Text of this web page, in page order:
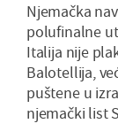
Njemačka
polufinalne
Italija nije
Balotellija,
puštene u
njemački list